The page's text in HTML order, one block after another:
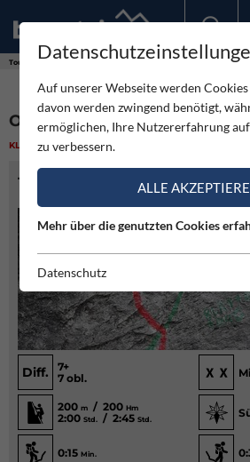
Touren
OACHKATZLSCHWOAF -
KLETTERN MITTEL
TOURENINFO
Diff.
7+
7 obl.
200 m / 200 Hm
2:00 Std. / 2:45 Std.
0:15 Min.
Auf unserer Webseite werden
davon werden zwingend benötigt,
ermöglichen, Ihre Nutzererfahrung
zu verbessern.
ALLE
Mehr über die genutzten Cookies
Datenschutz